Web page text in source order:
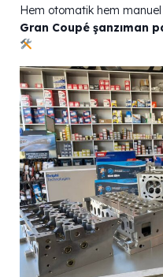
Hem otomatik hem
Gran Coupé şanzıman